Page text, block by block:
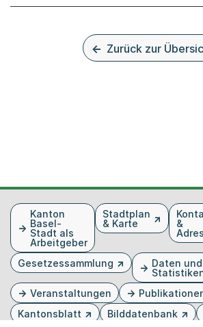
Zurück zur
FusszeileKanton
Basel-
Stadt als
Arbeitgeber
Stadtplan
& Karte
&
Gesetzessammlung
Daten und
Veranstaltungen
Kantonsblatt
Bilddatenbank